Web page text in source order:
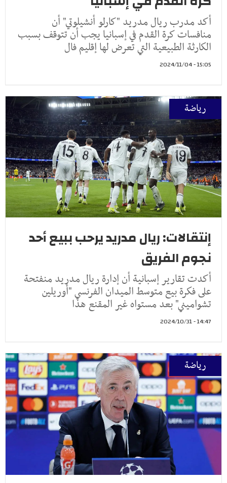
أكد مدرب ريال مدريد "كارلو أنشيلوتي" أن
منافسات كرة القدم في إسبانيا يجب أن تتوقف بسبب
الكارثة الطبيعية التي تعرض لها إقليم فال
15:05 - 2024/11/04
رياضة
إنتقالات: ريال مدريد يرحب ببيع أحد
نجوم الفريق
أكدت تقارير إسبانية أن إدارة ريال مدريد منفتحة
على فكرة بيع متوسط الميدان الفرنسي "أوريلين
تشواميني" بعد مستواه غير المقنع هذا
14:47 - 2024/10/31
رياضة